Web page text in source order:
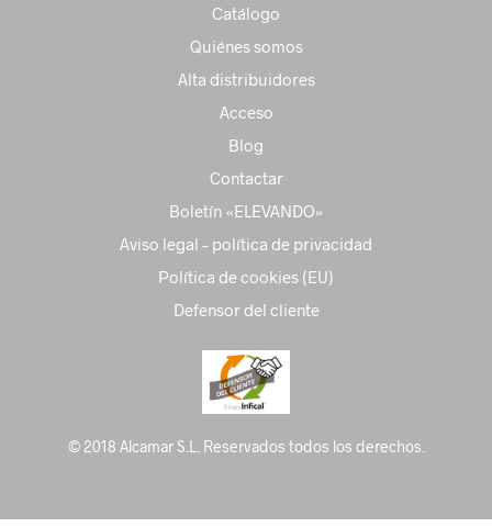
Catálogo
Quiénes somos
Alta distribuidores
Acceso
Blog
Contactar
Boletín «ELEVANDO»
Aviso legal – política de privacidad
Política de cookies (EU)
Defensor del cliente
© 2018 Alcamar S.L. Reservados todos los derechos.